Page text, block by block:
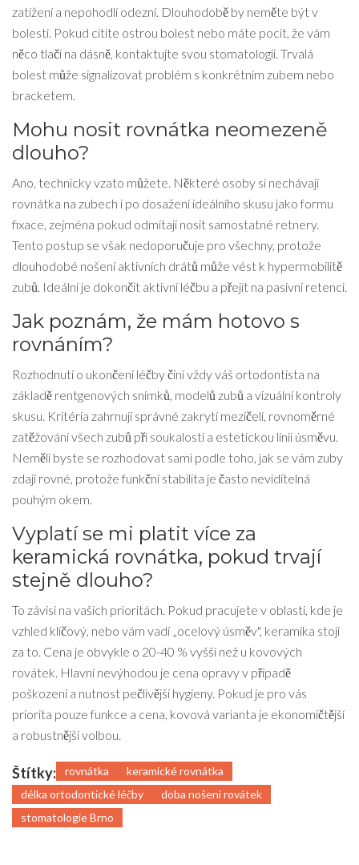
zatížení a nepohodlí odezní. Dlouhodobě by neměte být v
bolesti. Pokud cítíte ostrou bolest nebo máte pocit, že vám
něco tlačí na dásně, kontaktujte svou stomatologii. Trvalá
bolest může signalizovat problém s konkrétním zubem nebo
bracketem.
Mohu nosit rovnátka neomezeně
dlouho?
Ano, technicky vzato můžete. Některé osoby si nechávají
rovnátka na zubech i po dosažení ideálního skusu jako formu
fixace, zejména pokud odmítají nosit samostatné retnery.
Tento postup se však nedoporučuje pro všechny, protože
dlouhodobé nošení aktivních drátů může vést k hypermobilitě
zubů. Ideální je dokončit aktivní léčbu a přejít na pasivní retenci.
Jak poznám, že mám hotovo s
rovnáním?
Rozhodnutí o ukončení léčby činí vždy váš ortodontista na
základě rentgenových snímků, modelů zubů a vizuální kontroly
skusu. Kritéria zahrnují správné zakrytí mezičelí, rovnoměrné
zatěžování všech zubů při soukalosti a estetickou linii úsměvu.
Neměli byste se rozhodovat sami podle toho, jak se vám zuby
zdají rovné, protože funkční stabilita je často neviditelná
pouhým okem.
Vyplatí se mi platit více za
keramická rovnátka, pokud trvají
stejně dlouho?
To závisí na vašich prioritách. Pokud pracujete v oblasti, kde je
vzhled klíčový, nebo vám vadí „ocelový úsměv", keramika stojí
za to. Cena je obvykle o 20-40 % vyšší než u kovových
rovátek. Hlavní nevýhodou je cena opravy v případě
poškození a nutnost pečlivější hygieny. Pokud je pro vás
priorita pouze funkce a cena, kovová varianta je ekonomičtější
a robustnější volbou.
Štítky: rovnátka
keramické rovnátka
délka ortodontické léčby
doba nošení rovátek
stomatologie Brno